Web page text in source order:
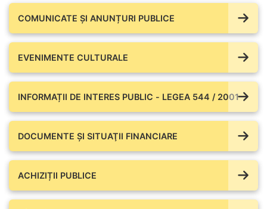
COMUNICATE ŞI ANUNȚURI PUBLICE
EVENIMENTE CULTURALE
INFORMAȚII DE INTERES PUBLIC - LEGEA 544 / 2001
DOCUMENTE ŞI SITUAŢII FINANCIARE
ACHIZIȚII PUBLICE